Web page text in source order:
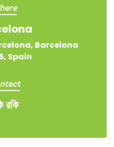
Barcelona
Spain
রকি